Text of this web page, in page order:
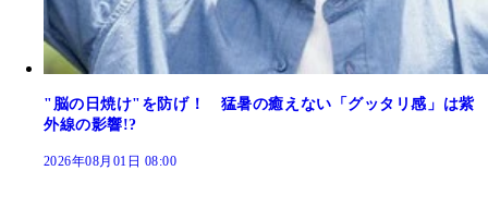
"脳の日焼け"を防げ！ 猛暑の癒えない「グッタリ感」は紫
外線の影響!?
2026年08月01日 08:00